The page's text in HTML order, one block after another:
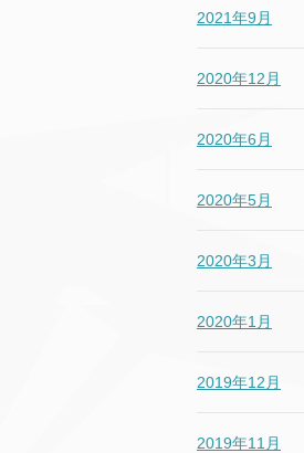
2021年9月
2020年12月
2020年6月
2020年5月
2020年3月
2020年1月
2019年12月
2019年11月